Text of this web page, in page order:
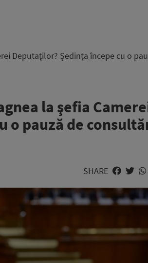
Deputaţilor? Ședința începe cu o
la şefia
o pauză de
SHARE